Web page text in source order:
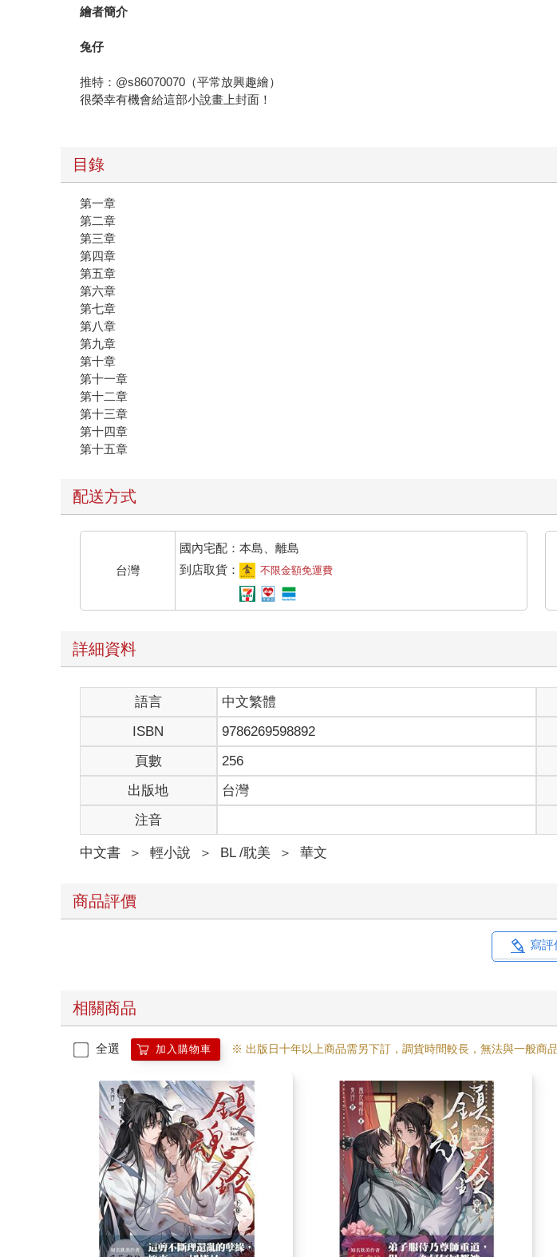
繪者簡介
兔仔
推特：@s86070070（平常放興趣繪）
很榮幸有機會給這部小說畫上封面！
目錄
第一章
第二章
第三章
第四章
第五章
第六章
第七章
第八章
第九章
第十章
第十一章
第十二章
第十三章
第十四章
第十五章
配送方式
台灣
國內宅配：本島、離島
到店取貨：
不限金額免運費
詳細資料
語言 中文繁體
ISBN
9786269598892
頁數
256
出版地
台灣
注音
中文書 ＞ 輕小說 ＞ BL /耽美 ＞ 華文
商品評價
寫評
相關商品
全選 加入購物車 ※ 出版日十年以上商品需另下訂，調貨時間較長，無法與一般商